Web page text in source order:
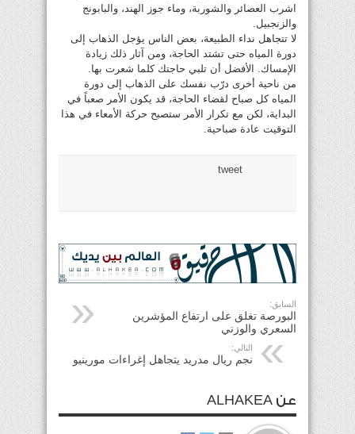
اشرب العصائر والشوربة، وماء جوز الهند، والبابونج
والزنجبيل.
لا تتجاهل نداء الطبيعة، بعض الناس يؤجل الذهاب إلى
دورة المياه حتى تشتد الحاجة، ومن آثار ذلك زيادة
الإمساك. الأفضل أن تلبي حاجتك كلما شعرت بها.
من ناحية أخرى درّب نفسك على الذهاب إلى دورة
المياه كل صباح لقضاء الحاجة، قد يكون الأمر صعباً في
البداية، لكن مع تكرار الأمر ستصبح حركة الأمعاء في هذا
التوقيت عادة صباحية.
tweet
السابق:
البورصة تغلق على ارتفاع المؤشرين
السعري والوزني
التالي:
نجم ريال مدريد يتجاهل إغراءات مورينيو
عن ALHAKEA